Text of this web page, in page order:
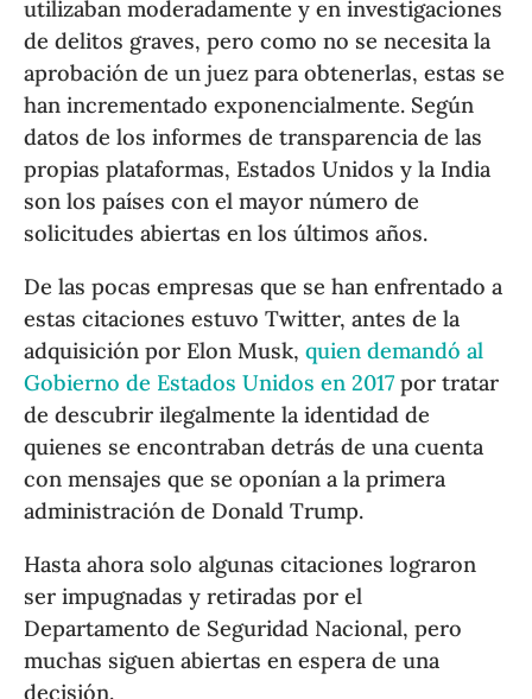
utilizaban moderadamente y en investigaciones
de delitos graves, pero como no se necesita la
aprobación de un juez para obtenerlas, estas se
han incrementado exponencialmente. Según
datos de los informes de transparencia de las
propias plataformas, Estados Unidos y la India
son los países con el mayor número de
solicitudes abiertas en los últimos años.
De las pocas empresas que se han enfrentado a
estas citaciones estuvo Twitter, antes de la
adquisición por Elon Musk,quien demandó al
Gobierno de Estados Unidos en 2017 por tratar
de descubrir ilegalmente la identidad de
quienes se encontraban detrás de una cuenta
con mensajes que se oponían a la primera
administración de Donald Trump.
Hasta ahora solo algunas citaciones lograron
ser impugnadas y retiradas por el
Departamento de Seguridad Nacional, pero
muchas siguen abiertas en espera de una
decisión.